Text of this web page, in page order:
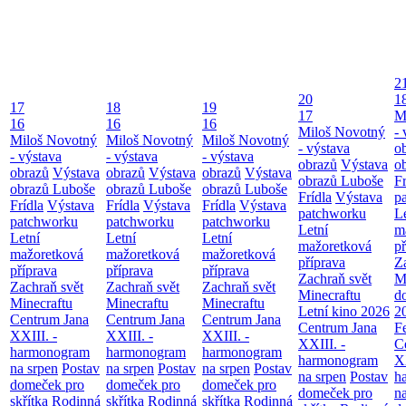
17
16
Miloš Novotný
- výstava
obrazů Výstava
obrazů Luboše
Frídla Výstava
patchworku
Letní
mažoretková
příprava
Zachraň svět
Minecraftu
Centrum Jana
XXIII. -
harmonogram
na srpen Postav
domeček pro
skřítka Rodinná
18
16
Miloš Novotný
- výstava
obrazů Výstava
obrazů Luboše
Frídla Výstava
patchworku
Letní
mažoretková
příprava
Zachraň svět
Minecraftu
Centrum Jana
XXIII. -
harmonogram
na srpen Postav
domeček pro
skřítka Rodinná
19
16
Miloš Novotný
- výstava
obrazů Výstava
obrazů Luboše
Frídla Výstava
patchworku
Letní
mažoretková
příprava
Zachraň svět
Minecraftu
Centrum Jana
XXIII. -
harmonogram
na srpen Postav
domeček pro
skřítka Rodinná
20
17
Miloš Novotný
- výstava
obrazů Výstava
obrazů Luboše
Frídla Výstava
patchworku
Letní
mažoretková
příprava
Zachraň svět
Minecraftu
Letní kino 2026
Centrum Jana
XXIII. -
harmonogram
na srpen Postav
domeček pro
-